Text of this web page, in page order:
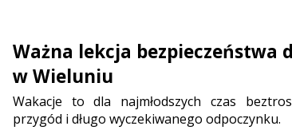
Ważna lekcja bezpieczeństwa
w Wieluniu
Wakacje to dla najmłodszych czas
przygód i długo wyczekiwanego odpoczynku.